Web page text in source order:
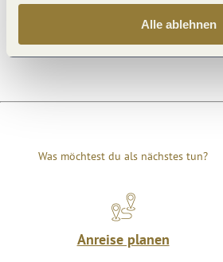
Alle ablehnen
Öffnungszeiten
Was möchtest du als nächstes tun?
Anreise planen